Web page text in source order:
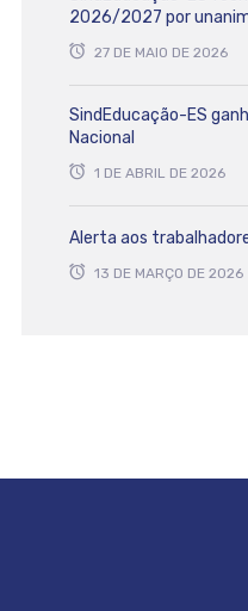
2026/2027 por
27 DE MAIO DE 2026
SindEducação-ES
Nacional
1 DE ABRIL DE 2026
Alerta aos
13 DE MARÇO DE 2026